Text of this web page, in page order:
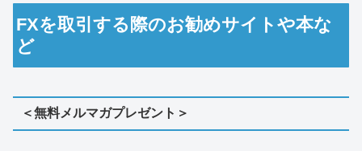
FXを取引する際のお勧めサイトや本な
ど
＜無料メルマガプレゼント＞